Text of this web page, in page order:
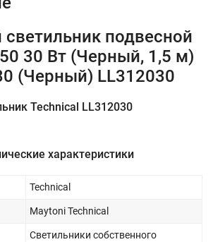
подвесной
30 Вт (Черный, 1,5 м)
(Черный) LL312030
Technical LL312030
характеристики
Technical
Maytoni Technical
Светильники собственного